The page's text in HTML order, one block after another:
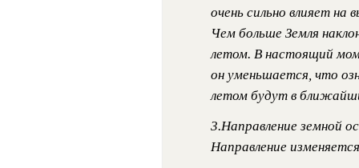
очень сильно влияет на
Чем больше Земля
летом. В настоящий
он уменьшается, что
летом будут в
3.Направление земной
Направление